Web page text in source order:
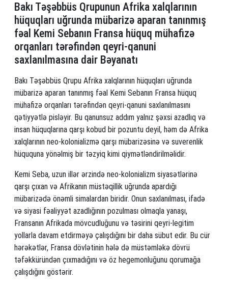
Bakı Təşəbbüs Qrupunun Afrika xalqlarının
hüquqları uğrunda mübarizə aparan tanınmış
fəal Kemi Sebanın Fransa hüquq mühafizə
orqanları tərəfindən qeyri-qanuni
saxlanılmasına dair Bəyanatı
Bakı Təşəbbüs Qrupu Afrika xalqlarının hüquqları uğrunda
mübarizə aparan tanınmış fəal Kemi Sebanın Fransa hüquq
mühafizə orqanları tərəfindən qeyri-qanuni saxlanılmasını
qətiyyətlə pisləyir. Bu qanunsuz addım yalnız şəxsi azadlıq və
insan hüquqlarına qarşı kobud bir pozuntu deyil, həm də Afrika
xalqlarının neo-kolonializmə qarşı mübarizəsinə və suverenlik
hüququna yönəlmiş bir təzyiq kimi qiymətləndirilməlidir.
Kemi Seba, uzun illər ərzində neo-kolonializm siyasətlərinə
qarşı çıxan və Afrikanın müstəqillik uğrunda apardığı
mübarizədə önəmli simalardan biridir. Onun saxlanılması, ifadə
və siyasi fəaliyyət azadlığının pozulması olmaqla yanaşı,
Fransanın Afrikada mövcudluğunu və təsirini qeyri-legitim
yollarla davam etdirməyə çalışdığını bir daha sübut edir. Bu cür
hərəkətlər, Fransa dövlətinin hələ də müstəmləkə dövrü
təfəkküründən çıxmadığını və öz hegemonluğunu qorumağa
çalışdığını göstərir.